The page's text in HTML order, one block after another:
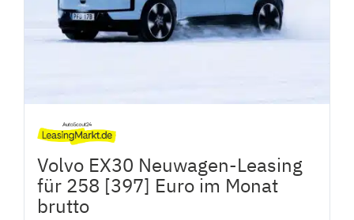
Volvo EX30 Neuwagen-Leasing
für 258 [397] Euro im Monat
brutto